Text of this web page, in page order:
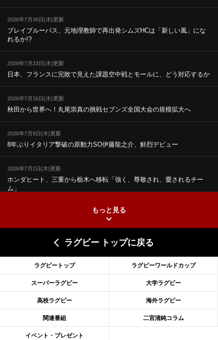
2026年7月30日(木)更新
ブレイブルーパス、元地理教師で再出発シムズHCは「新しい風」にな
れるか!?
2026年7月23日(木)更新
日本、フランスに完敗で見えた課題空中戦とモールに、どう対応するか
2026年7月16日(木)更新
秋田から世界へ！丸尾崇真の挑戦セブンズ全国大会の規模拡大へ
2026年7月9日(木)更新
8年ぶりイタリア撃破の原動力SO伊藤龍之介、鮮烈デビュー
2026年7月2日(木)更新
ホンダヒート、三重から栃木へ移転「強く、尊敬され、愛されるチー
ム」
2026年6月18日(木)更新
滑川剛人レフリー、早過ぎる引退「27年W杯の主審、遠のいた夢」
2026年6月11日(木)更新
神戸、リーグワン初優勝の道のりデイブ・レニーHCの功績と財産
2026年6月4日(木)更新
“泣き虫先生”こと山口良治氏死去「信は力なり」骨太の教育方針
もっと見る
ラグビー トップに戻る
ラグビートップ ラグビーワールドカップ
スーパーラグビー 大学ラグビー
高校ラグビー 海外ラグビー
関連番組 二宮清純コラム
イベント・プレゼント